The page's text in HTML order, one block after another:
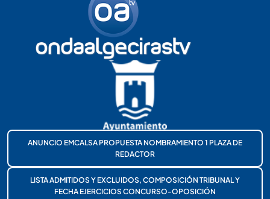
ANUNCIO EMCALSA PROPUESTA NOMBRAMIENTO 1 PLAZA DE
REDACTOR
LISTA ADMITIDOS Y EXCLUIDOS, COMPOSICIÓN TRIBUNAL Y
FECHA EJERCICIOS CONCURSO-OPOSICIÓN